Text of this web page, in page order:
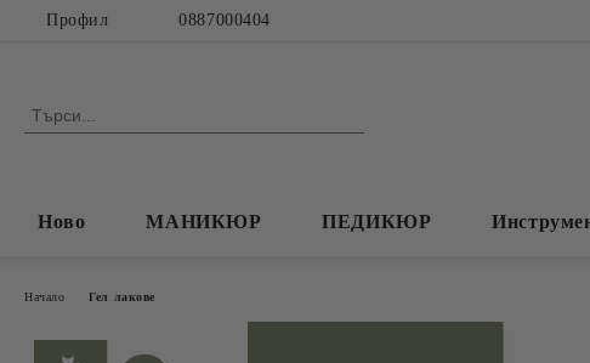
Профил 0887000404
Ново МАНИКЮР ПЕДИКЮР
Начало Гел лакове